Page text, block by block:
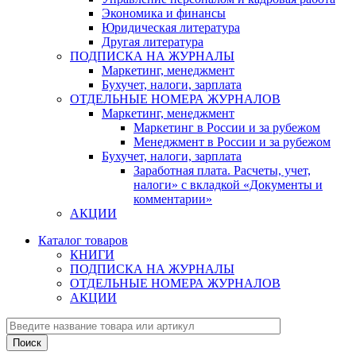
Экономика и финансы
Юридическая литература
Другая литература
ПОДПИСКА НА ЖУРНАЛЫ
Маркетинг, менеджмент
Бухучет, налоги, зарплата
ОТДЕЛЬНЫЕ НОМЕРА ЖУРНАЛОВ
Маркетинг, менеджмент
Маркетинг в России и за рубежом
Менеджмент в России и за рубежом
Бухучет, налоги, зарплата
Заработная плата. Расчеты, учет,
налоги» с вкладкой «Документы и
комментарии»
АКЦИИ
Каталог товаров
КНИГИ
ПОДПИСКА НА ЖУРНАЛЫ
ОТДЕЛЬНЫЕ НОМЕРА ЖУРНАЛОВ
АКЦИИ